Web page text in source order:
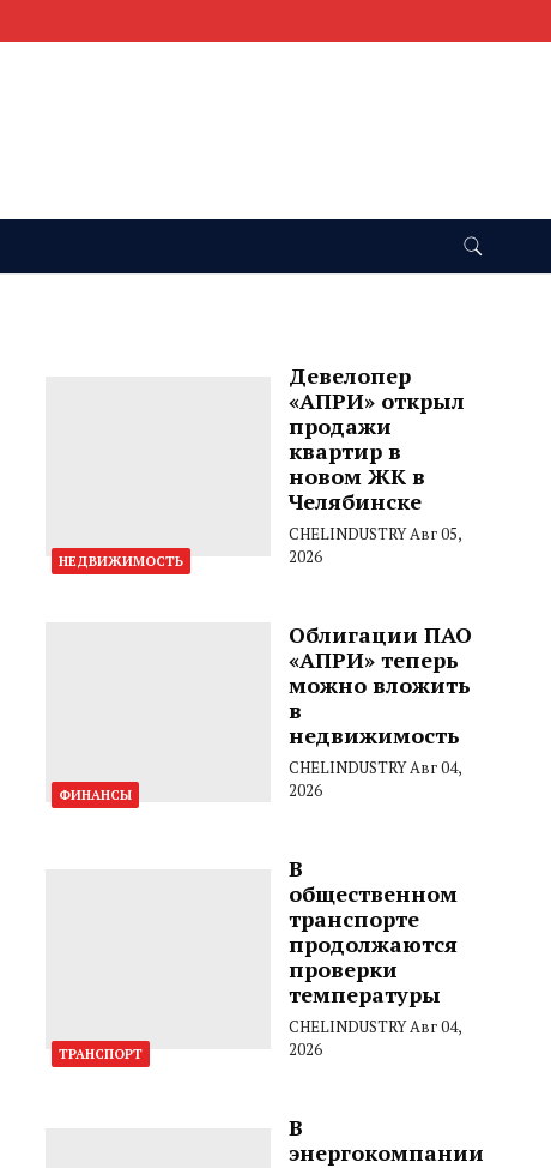
НЕДВИЖИМОСТЬ
Девелопер
«АПРИ» открыл
продажи
квартир в
новом ЖК в
Челябинске
CHELINDUSTRYАвг 05,
2026
ФИНАНСЫ
Облигации ПАО
«АПРИ» теперь
можно вложить
в
недвижимость
CHELINDUSTRYАвг 04,
2026
ТРАНСПОРТ
В
общественном
транспорте
продолжаются
проверки
температуры
CHELINDUSTRYАвг 04,
2026
В
энергокомпании